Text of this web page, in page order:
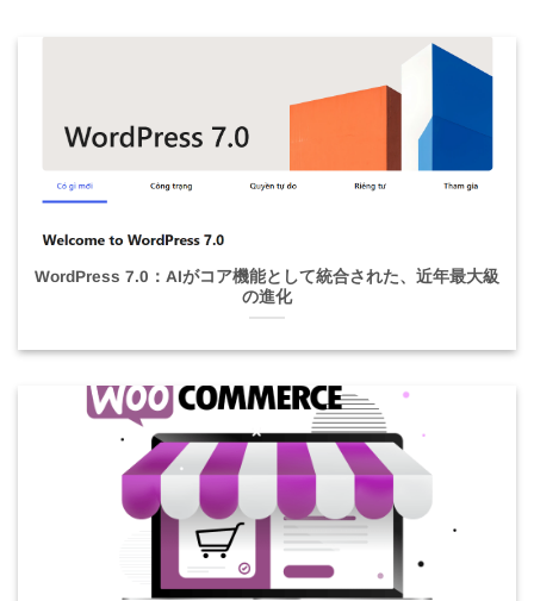
WordPress 7.0：AIがコア機能として統合された、近年最大級
の進化